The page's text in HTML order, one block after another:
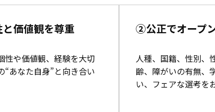
価値観を尊重
性や価値観、経験を大切
“あなた自身”と向き合い
②公正でオープ
人種、国籍、性別、
齢、障がいの有無、
い、フェアな選考を